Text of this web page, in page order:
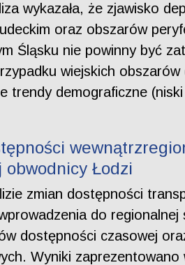
wykazała, że zjawisko
oraz obszarów
Śląsku nie powinny być
wiejskich
trendy demograficzne
Łodzi
zmian dostępności
do regionalnej
dostępności czasowej
Wyniki